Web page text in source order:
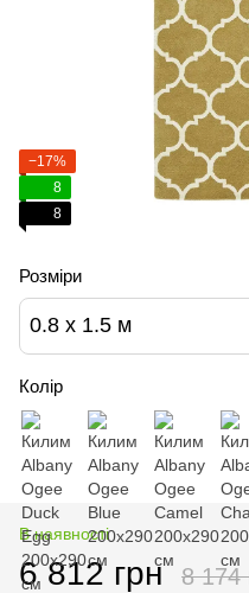
−17%
8
8
Розміри
0.8 х 1.5 м
Колір
В наявності
6 812 грн 8 174